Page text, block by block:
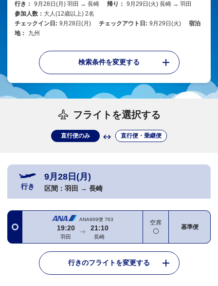
行き： 9月28日(月) 羽田 → 長崎 帰り： 9月29日(火) 長崎 → 羽田
参加人数： 大人(12歳以上) 2名
チェックイン日: 9月28日(月) チェックアウト日: 9月29日(火)
宿泊
地：
九州
検索条件を変更する
フライトを選択する
直行便のみ 直行便・乗継便
行き
9月28日(月)
区間： 羽田 → 長崎
ANA669便 763
19:20
羽田
21:10
長崎
空席
基準便
行きのフライトを変更する